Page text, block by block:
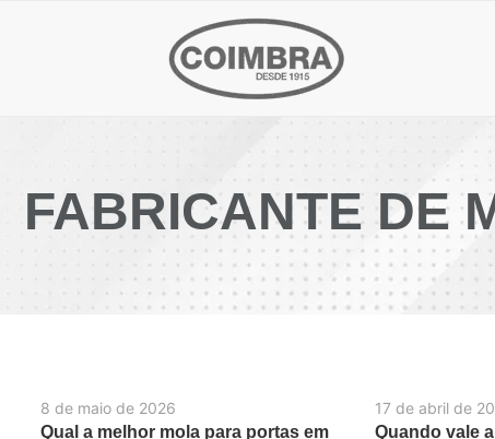
FABRICANTE DE
8 de maio de 2026
Qual a melhor mola para portas em
17 de abril de
Quando vale